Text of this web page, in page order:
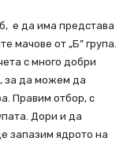
е да има представа
мачове от „Б” група.
с много добри
за да можем да
Правим отбор, с
Дори и да
запазим ядрото на